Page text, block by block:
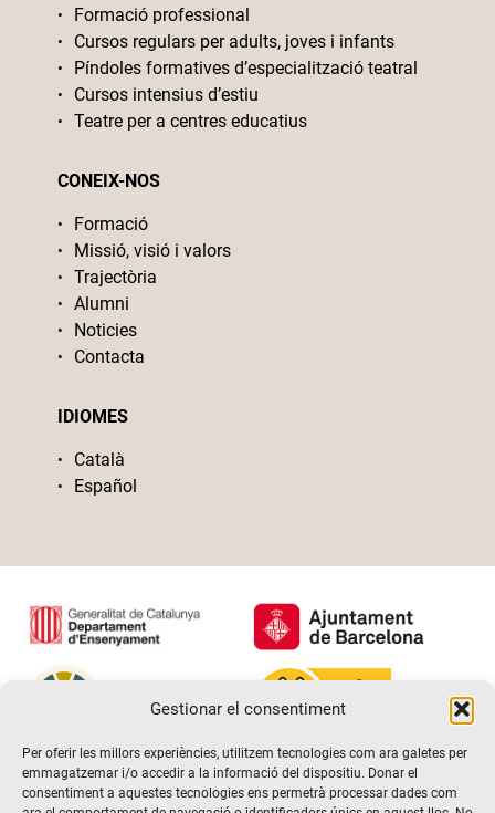
Gestionar el consentiment
Per oferir les millors experiències, utilitzem tecnologies com ara galetes per
emmagatzemar i/o accedir a la informació del dispositiu. Donar el
consentiment a aquestes tecnologies ens permetrà processar dades com
Formació professional
Cursos regulars per adults, joves i infants
Píndoles formatives d’especialització teatral
Cursos intensius d’estiu
Teatre per a centres educatius
CONEIX-NOS
Formació
Missió, visió i valors
Trajectòria
Alumni
Noticies
Contacta
IDIOMES
Català
Español